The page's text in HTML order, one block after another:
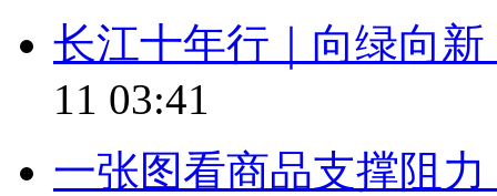
长江十年行｜向绿向
11 03:41
一张图看商品支撑阻